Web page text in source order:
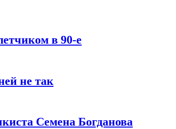
в 90-е
не так
Семена Богданова